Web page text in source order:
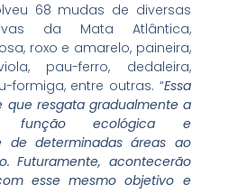
68 mudas de diversas
da Mata Atlântica,
roxo e amarelo, paineira,
pau-ferro, dedaleira,
formiga, entre outras. “Essa
que resgata gradualmente a
função ecológica e
de determinadas áreas ao
Futuramente, acontecerão
esse mesmo objetivo e